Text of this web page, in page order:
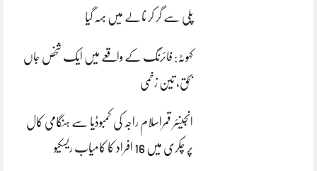
پلی سے گر کر نالے میں بہہ گیا
کہوٹہ: فائرنگ کے واقعے میں ایک شخص جاں
بحق، تین زخمی
انجینئر قمراسلام راجہ کی کمبوڈیا سے ہنگامی کال
پر چکری میں 16 افراد کا کامیاب ریسکیو